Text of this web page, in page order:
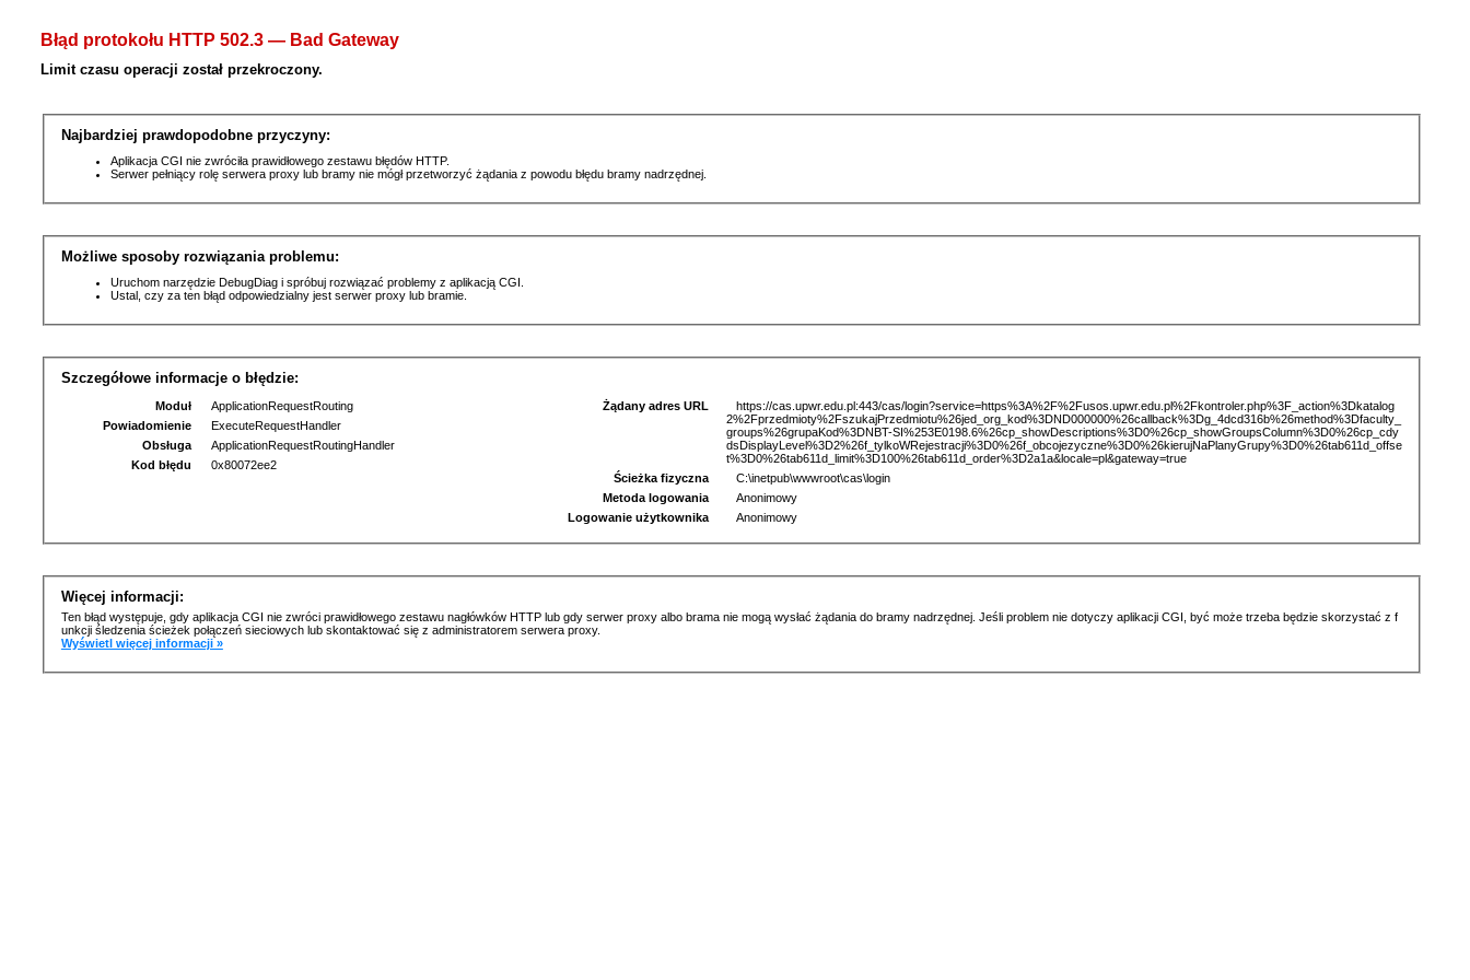
Błąd protokołu HTTP 502.3 — Bad Gateway
Limit czasu operacji został przekroczony.
Najbardziej prawdopodobne przyczyny:
Aplikacja CGI nie zwróciła prawidłowego zestawu błędów HTTP.
Serwer pełniący rolę serwera proxy lub bramy nie mógł przetworzyć żądania z powodu błędu bramy nadrzędnej.
Możliwe sposoby rozwiązania problemu:
Uruchom narzędzie DebugDiag i spróbuj rozwiązać problemy z aplikacją CGI.
Ustal, czy za ten błąd odpowiedzialny jest serwer proxy lub bramie.
Szczegółowe informacje o błędzie:
Moduł
ApplicationRequestRouting
Powiadomienie
ExecuteRequestHandler
Obsługa
ApplicationRequestRoutingHandler
Kod błędu
0x80072ee2
Żądany adres URL
https://cas.upwr.edu.pl:443/cas/login?service=https%3A%2F%2Fusos.upwr.edu.pl%2Fkontroler.php%3F_action%3Dkatalog
2%2Fprzedmioty%2FszukajPrzedmiotu%26jed_org_kod%3DND000000%26callback%3Dg_4dcd316b%26method%3Dfaculty_
groups%26grupaKod%3DNBT-SI%253E0198.6%26cp_showDescriptions%3D0%26cp_showGroupsColumn%3D0%26cp_cdy
dsDisplayLevel%3D2%26f_tylkoWRejestracji%3D0%26f_obcojezyczne%3D0%26kierujNaPlanyGrupy%3D0%26tab611d_offse
t%3D0%26tab611d_limit%3D100%26tab611d_order%3D2a1a&locale=pl&gateway=true
Ścieżka fizyczna
C:\inetpub\wwwroot\cas\login
Metoda logowania
Anonimowy
Logowanie użytkownika
Anonimowy
Więcej informacji:
Ten błąd występuje, gdy aplikacja CGI nie zwróci prawidłowego zestawu nagłówków HTTP lub gdy serwer proxy albo brama nie mogą wysłać żądania do bramy nadrzędnej. Jeśli problem nie dotyczy aplikacji CGI, być może trzeba będzie skorzystać z f
unkcji śledzenia ścieżek połączeń sieciowych lub skontaktować się z administratorem serwera proxy.
Wyświetl więcej informacji »